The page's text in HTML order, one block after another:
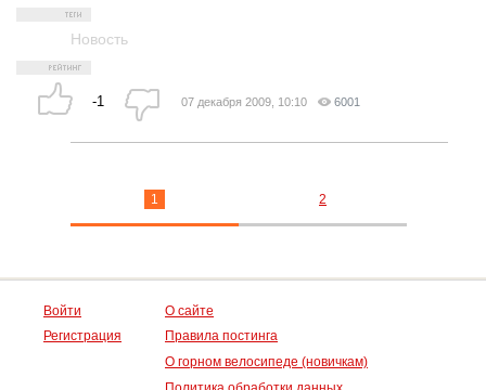
Новость
-1 07 декабря 2009, 10:10 6001
1 2
Войти
Регистрация
О сайте
Правила постинга
О горном велосипеде (новичкам)